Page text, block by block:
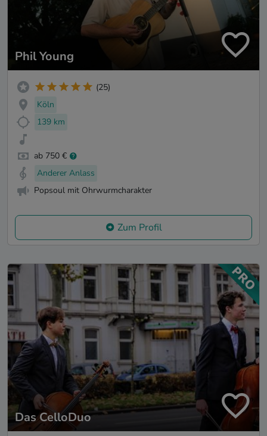
Phil Young
(25)
Köln
139 km
ab 750 €
Anderer Anlass
Popsoul mit Ohrwurmcharakter
Zum Profil
Das CelloDuo